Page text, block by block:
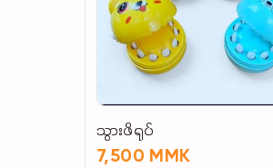
သွားဖိရုပ်
7,500 MMK